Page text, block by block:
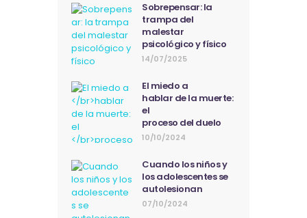
Sobrepensar: la
trampa del
malestar
psicológico y físico
14/07/2025
El miedo a
hablar de la muerte:
el
proceso del duelo
10/10/2024
Cuando los niños y
los adolescentes se
autolesionan
07/10/2024